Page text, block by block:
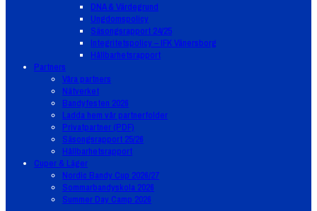
DNA & Värdegrund
Ungdomspolicy
Säsongsrapport 24/25
Integritetspolicy – IFK Vänersborg
Hållbarhetsrapport
Partners
Våra partners
Nätverket
Bandyfesten 2026
Ladda hem vår partnerfolder
Privatpartner (PDF)
Säsongsrapport 25/26
Hållbarhetsrapport
Cuper & Läger
Nordic Bandy Cup 2026/27
Sommarbandyskola 2026
Summer Day Camp 2026